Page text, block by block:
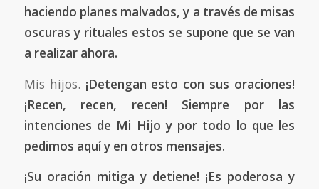
haciendo planes malvados, y a través de misas
oscuras y rituales estos se supone que se van
a realizar ahora.
Mis hijos. ¡Detengan esto con sus oraciones!
¡Recen, recen, recen! Siempre por las
intenciones de Mi Hijo y por todo lo que les
pedimos aquí y en otros mensajes.
¡Su oración mitiga y detiene! ¡Es poderosa y